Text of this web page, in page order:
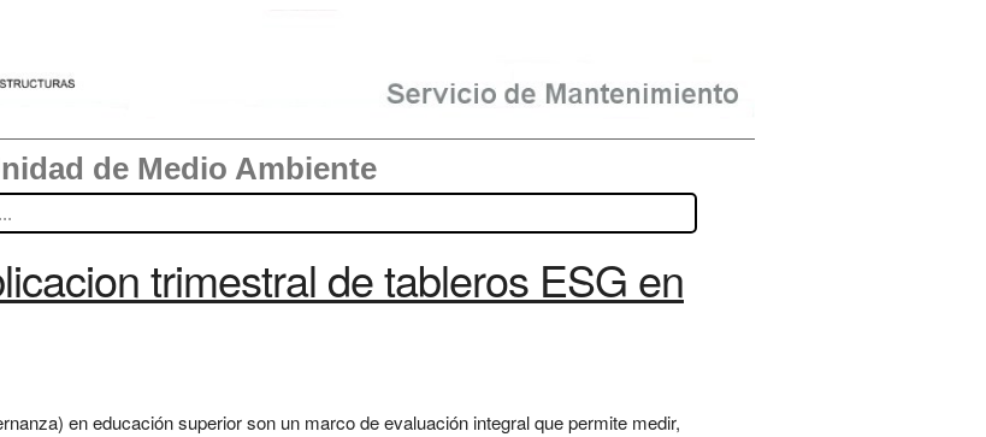
de Medio Ambiente
trimestral de tableros ESG en
en educación superior son un marco de evaluación integral que permite medir,